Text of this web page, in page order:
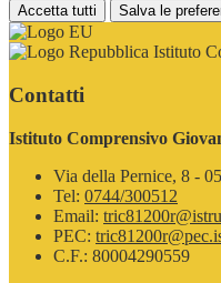
Accetta tutti Salva le
Istituto
Contatti
Istituto Comprensivo
Via della Pernice, 8 -
Tel: 0744/300512
Email:
PEC:
C.F.: 80004290559